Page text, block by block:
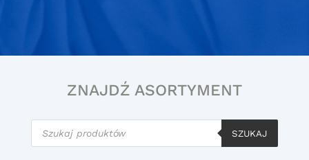
ZNAJDŹ ASORTYMENT
Wyszukiwarka
produktów
SZUKAJ